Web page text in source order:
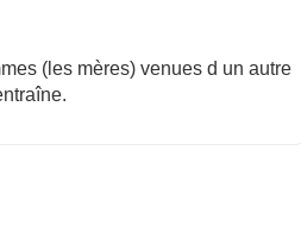
(les mères) venues d un autre